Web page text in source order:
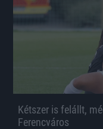
Kétszer is felállt,
Ferencváros